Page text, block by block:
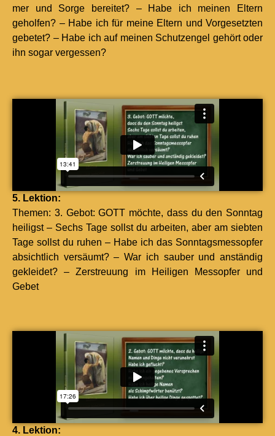
mer und Sorge bere­it­et? – Habe ich meinen Eltern
geholfen? – Habe ich für meine Eltern und Vorge­set­zten
gebetet? – Habe ich auf meinen Schutzen­gel gehört oder
ihn sog­ar vergessen?
5. Lek­tion:
The­men: 3. Gebot: GOTT möchte, dass du den Son­ntag
heiligst – Sechs Tage sollst du arbeit­en, aber am siebten
Tage sollst du ruhen – Habe ich das Son­ntagsmes­sopfer
absichtlich ver­säumt? – War ich sauber und anständig
gek­lei­det? – Zer­streu­ung im Heili­gen Mes­sopfer und
Gebet
4. Lek­tion: